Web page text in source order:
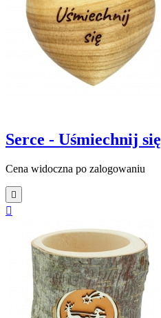
Serce - Uśmiechnij się
Cena widoczna po zalogowaniu

